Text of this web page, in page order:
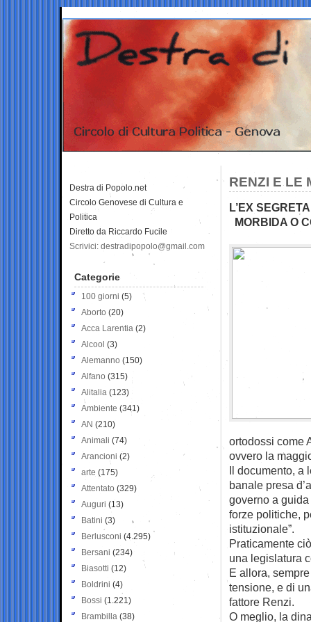
RENZI E LE
L’EX
MORBIDA O
ortodossi come
ovvero la
Il documento, a
banale presa
governo a
forze politiche,
istituzionale”.
Praticamente
una legislatura
E allora,
tensione, e di
fattore Renzi.
O meglio, la
Destra di Popolo.net
Circolo Genovese di Cultura e
Politica
Diretto da Riccardo Fucile
Scrivici: destradipopolo@gmail.com
Categorie
100 giorni (5)
Aborto (20)
Acca Larentia (2)
Alcool (3)
Alemanno (150)
Alfano (315)
Alitalia (123)
Ambiente (341)
AN (210)
Animali (74)
Arancioni (2)
arte (175)
Attentato (329)
Auguri (13)
Batini (3)
Berlusconi (4.295)
Bersani (234)
Biasotti (12)
Boldrini (4)
Bossi (1.221)
Brambilla (38)